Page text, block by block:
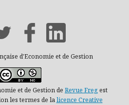
d'Economie et de Gestion
et de Gestion de Revue Fregest
les termes de lalicence Creative